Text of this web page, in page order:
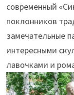
современный
поклонников
замечательные
интересными
лавочками и